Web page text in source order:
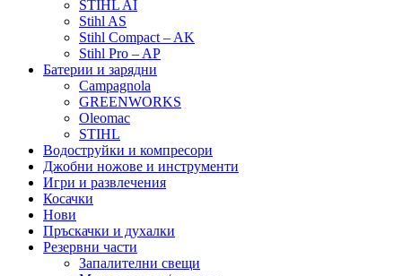
STIHL AI
Stihl AS
Stihl Compact – AK
Stihl Pro – AP
Батерии и зарядни
Campagnola
GREENWORKS
Oleomac
STIHL
Водоструйки и компресори
Джобни ножове и инструменти
Игри и развлечения
Косачки
Нови
Пръскачки и духалки
Резервни части
Запалителни свещи